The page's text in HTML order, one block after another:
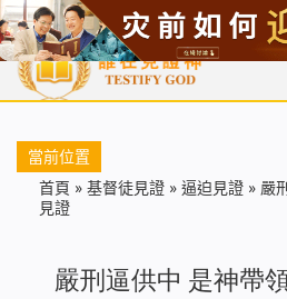
首頁 每日靈糧 天國福音 基
當前位置
首頁 » 基督徒見證 » 逼迫見證 » 嚴
見證
嚴刑逼供中 是神帶